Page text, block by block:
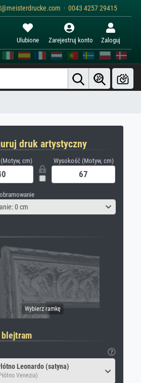
· 0043 4257 29415
Ulubione Zarejestruj konto Zaloguj
druk artystyczny
cm) Wysokość (Motyw, cm)
0 cm
Leonardo (satyna)
Venezia)